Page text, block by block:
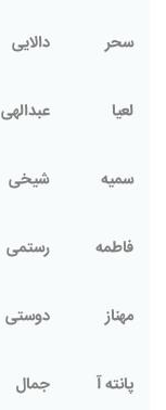
سحر دالایی
لعیا عبدالهی
سمیه شیخی
فاطمه رستمی
مهناز دوستی
پانته آ جمال